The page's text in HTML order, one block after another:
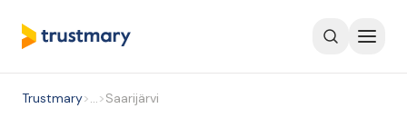
Trustmary>…>Saarijärvi